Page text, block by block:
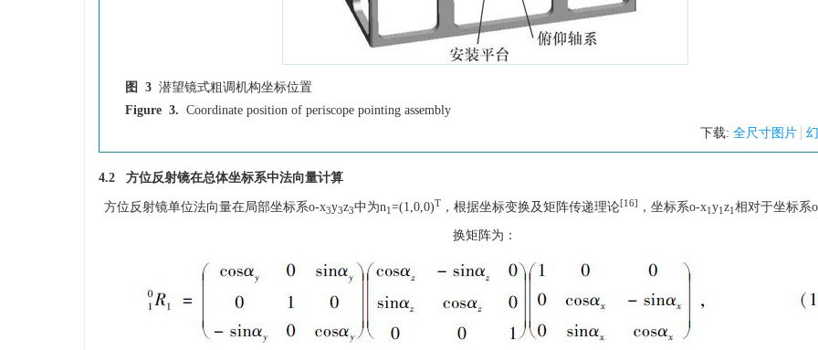
图 3 潜望镜式粗调机构坐标位置
Figure 3. Coordinate position of periscope pointing assembly
下载: 全尺寸图片
4.2 方位反射镜在总体坐标系中法向量计算
方位反射镜单位法向量在局部坐标系o-x3y3z3中为n1 =(1,0,0)T ，根据坐标变换及矩阵传递理论[16] ，坐标系o-x1 y1 z1 相对于坐标系
换矩阵为：